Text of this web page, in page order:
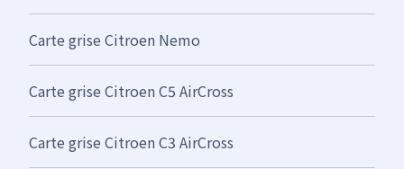
Carte grise Citroen Nemo
Carte grise Citroen C5 AirCross
Carte grise Citroen C3 AirCross